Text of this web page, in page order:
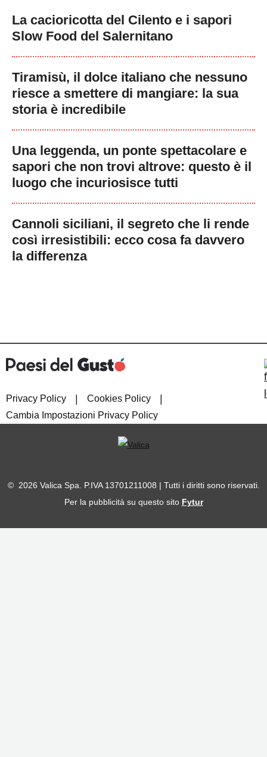
La cacioricotta del Cilento e i sapori
Slow Food del Salernitano
Tiramisù, il dolce italiano che nessuno
riesce a smettere di mangiare: la sua
storia è incredibile
Una leggenda, un ponte spettacolare e
sapori che non trovi altrove: questo è il
luogo che incuriosisce tutti
Cannoli siciliani, il segreto che li rende
così irresistibili: ecco cosa fa davvero
la differenza
Privacy Policy Cookies Policy
Cambia Impostazioni Privacy Policy
© 2026 Valica Spa. P.IVA 13701211008 | Tutti i diritti sono riservati.
Per la pubblicità su questo sito Fytur